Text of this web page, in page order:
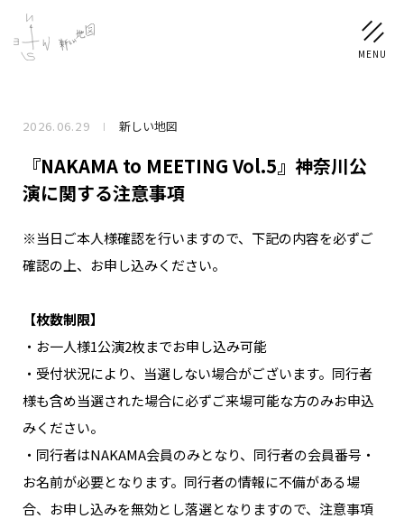
NEWS
SCHEDULE
PROFILE
稲垣 吾郎 草彅 剛 香取 慎吾
DISCOGRAPHY
CHIZUSHOP
NAKAMA入会
CHIZULOG
2026.06.29 新しい地図
『NAKAMA to MEETING Vol.5』神奈川公
演に関する注意事項
※当日ご本人様確認を行いますので、下記の内容を必ずご
確認の上、お申し込みください。
【枚数制限】
・お一人様1公演2枚までお申し込み可能
・受付状況により、当選しない場合がございます。同行者
様も含め当選された場合に必ずご来場可能な方のみお申込
みください。
・同行者はNAKAMA会員のみとなり、同行者の会員番号・
お名前が必要となります。同行者の情報に不備がある場
合、お申し込みを無効とし落選となりますので、注意事項